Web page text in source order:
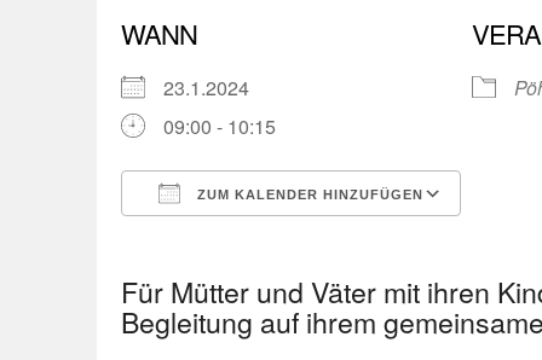
WANN
23.1.2024
09:00 - 10:15
ZUM KALENDER HINZUFÜGEN
Für Mütter und Väter mit ihren
Begleitung auf ihrem